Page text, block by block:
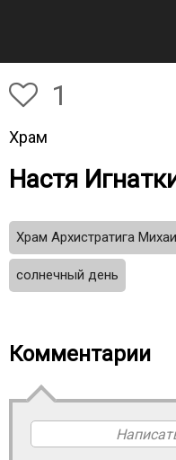
1
Храм
Настя
Храм Архистратига
солнечный день
Комментарии